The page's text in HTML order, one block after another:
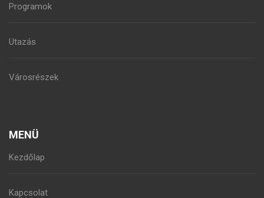
Programok
Utazás
Városrészek
MENÜ
Kezdőlap
Kapcsolat